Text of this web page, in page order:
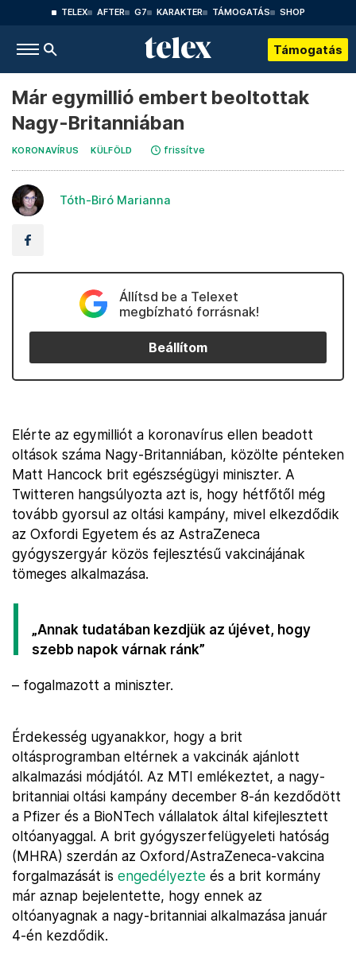
TELEX AFTER G7 KARAKTER TÁMOGATÁS SHOP
Támogatás
Már egymillió embert beoltottak
Nagy-Britanniában
KORONAVÍRUS KÜLFÖLD frissítve
Tóth-Biró Marianna
Állítsd be a Telexet
megbízható forrásnak!
Beállítom
Elérte az egymilliót a koronavírus ellen beadott
oltások száma Nagy-Britanniában, közölte pénteken
Matt Hancock brit egészségügyi miniszter. A
Twitteren hangsúlyozta azt is, hogy hétfőtől még
tovább gyorsul az oltási kampány, mivel elkezdődik
az Oxfordi Egyetem és az AstraZeneca
gyógyszergyár közös fejlesztésű vakcinájának
tömeges alkalmazása.
„Annak tudatában kezdjük az újévet, hogy
szebb napok várnak ránk”
– fogalmazott a miniszter.
Érdekesség ugyanakkor, hogy a brit
oltásprogramban eltérnek a vakcinák ajánlott
alkalmazási módjától. Az MTI emlékeztet, a nagy-
britanniai oltási kampány december 8-án kezdődött
a Pfizer és a BioNTech vállalatok által kifejlesztett
oltóanyaggal. A brit gyógyszerfelügyeleti hatóság
(MHRA) szerdán az Oxford/AstraZeneca-vakcina
forgalmazását is engedélyezte és a brit kormány
már aznap bejelentette, hogy ennek az
oltóanyagnak a nagy-britanniai alkalmazása január
4-én kezdődik.